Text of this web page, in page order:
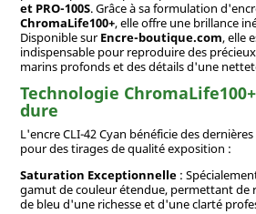
et PRO-100S. Grâce à sa formulation
ChromaLife100+, elle offre une brillance
Disponible surEncre-boutique.com, elle
indispensable pour reproduire des
marins profonds et des détails d'une
Technologie
dure
L'encre CLI-42 Cyan bénéficie des
pour des tirages de qualité exposition :
Saturation Exceptionnelle:
gamut de couleur étendue, permettant de
de bleu d'une richesse et d'une clarté